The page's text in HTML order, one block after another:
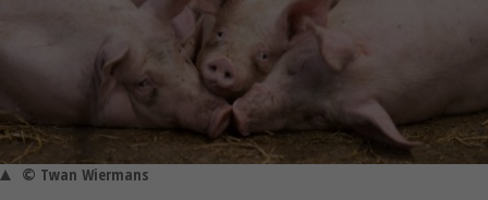
© Twan Wiermans